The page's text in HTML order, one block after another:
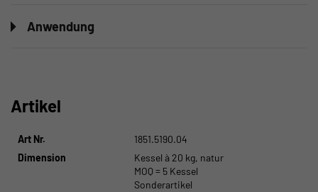
Anwendung
Artikel
Art Nr.
1851.5190.04
Dimension
Kessel à 20 kg, natur
MOQ = 5 Kessel
Sonderartikel